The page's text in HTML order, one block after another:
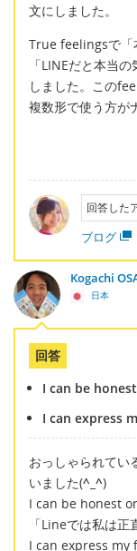
文にしました。
True feelingsで「
「LINEだと本当
しました。この
複数形で使う方が
回答した
ブログ
Kogachi
日本
回答
I can be
I can express
おっしゃられてい
いました(^_^)
I can be honest
「Lineでは私は正
I can express my